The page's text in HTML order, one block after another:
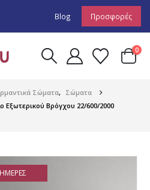
Blog Προσφορές
0
Σώματα, Σώματα
Βρόγχου 22/600/2000